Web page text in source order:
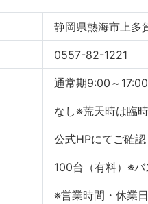
静岡県熱海市上多
0557-82-1221
通常期9:00～
なし※荒天時は臨
公式HPにてご確
100台（有料）※
※営業時間・休業